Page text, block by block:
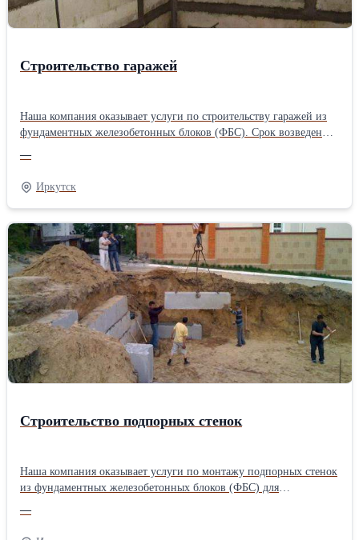
Строительство гаражей
Наша компания оказывает услуги по строительству гаражей из
фундаментных железобетонных блоков (ФБС). Срок возведения
материалами. Мы являемся производителями железобетонных
изделий и имеем возможность изготовить фундаментные блоки
любых размеров. Наши бригады рабочих выполнят работы по
монтажу блоков, а также пустотных плит. Большой опыт работы
в данной сфере позволяет нам выполнять монтаж качественно и
в короткие сроки.Производитель: Собственное производство
—
Иркутск
Строительство подпорных стенок
Наша компания оказывает услуги по монтажу подпорных стенок
из фундаментных железобетонных блоков (ФБС) для
стенки 1 день! Полностью комплектуем работы материалами.
Мы являемся производителями железобетонных изделий и
—